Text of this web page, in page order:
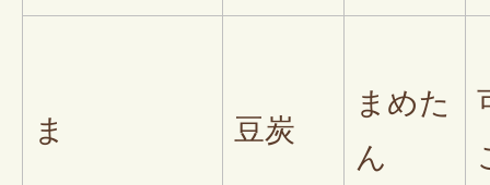
ま 豆炭
まめた
ん